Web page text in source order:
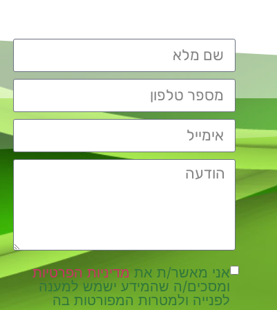
אני מאשר/ת את מדיניות הפרטיות
ומסכים/ה שהמידע ישמש למענה
לפנייה ולמטרות המפורטות בה